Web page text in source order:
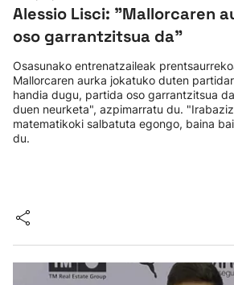
Alessio Lisci: "Mallorcaren
oso garrantzitsua da"
Osasunako entrenatzaileak
Mallorcaren aurka jokatuko duten
handia dugu, partida oso garrantzitsua
duen neurketa", azpimarratu du.
matematikoki salbatuta egongo, baina
du.